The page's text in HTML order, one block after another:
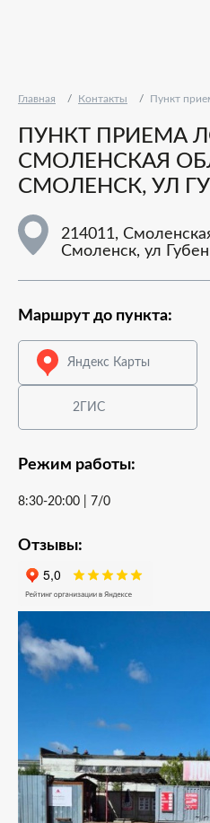
Главная Контакты Пункт
ПУНКТ ПРИЕМА
СМОЛЕНСКАЯ
СМОЛЕНСК, УЛ
214011,
Смоленск, ул
Маршрут до пункта:
Яндекс Карты
2ГИС
Режим работы:
8:30-20:00 | 7/0
Отзывы: